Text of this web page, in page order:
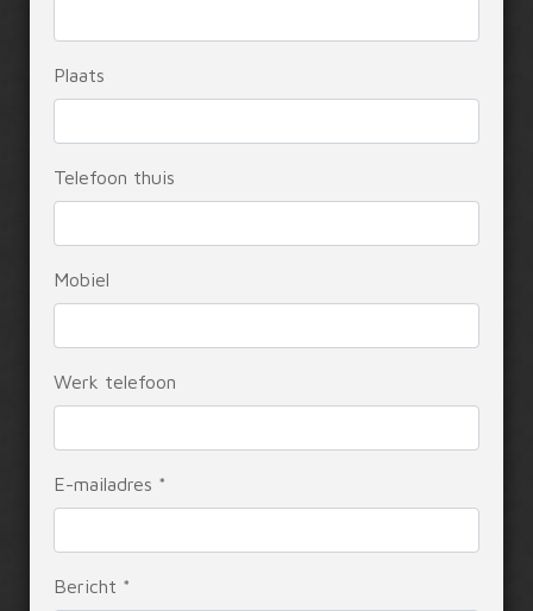
Plaats
Telefoon thuis
Mobiel
Werk telefoon
E-mailadres *
Bericht *